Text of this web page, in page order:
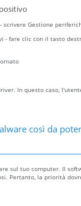
Gestione
fare clic con il tasto
In questo caso,
così da
sul tuo computer. Il
Pertanto, la priorità